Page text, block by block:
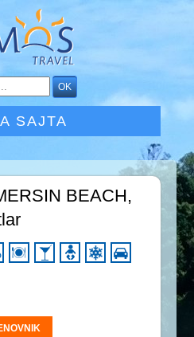
SAJTA
BEACH,